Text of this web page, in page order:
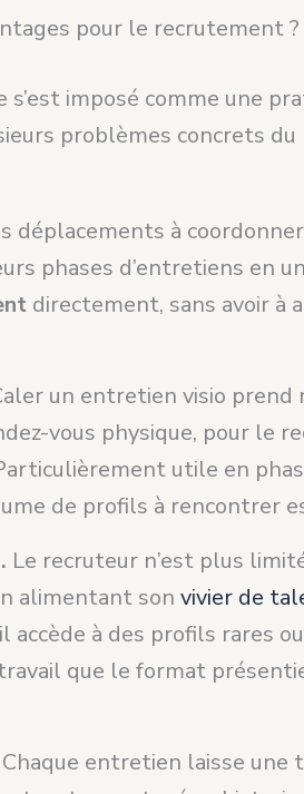
pour le recrutement ?
s’est imposé comme une
problèmes concrets du
déplacements à
phases d’entretiens en
directement, sans avoir à
un entretien visio prend
vous physique, pour le
utile en
de profils à rencontrer
Le recruteur n’est plus
alimentant son vivier de
à des profils rares
que le format
Chaque entretien laisse une